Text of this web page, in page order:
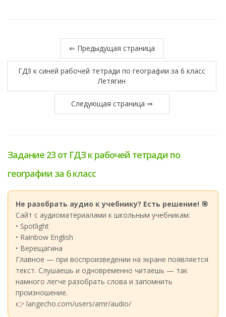
⇐ Предыдущая страница
ГДЗ к синей рабочей тетради по географии за 6 класс
Летягин
Следующая страница ⇒
Задание 23 от ГДЗ к рабочей тетради по
географии за 6 класс
Не разобрать аудио к учебнику? Есть решение! 🎯
Сайт с аудиоматериалами к школьным учебникам:
• Spotlight
• Rainbow English
• Верещагина
Главное — при воспроизведении на экране появляется
текст. Слушаешь и одновременно читаешь — так
намного легче разобрать слова и запомнить
произношение.
👉 langecho.com/users/amr/audio/